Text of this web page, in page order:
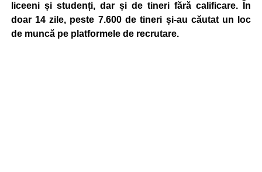
liceeni și studenți, dar și de tineri fără calificare. În
doar 14 zile, peste 7.600 de tineri și-au căutat un loc
de muncă pe platformele de recrutare.